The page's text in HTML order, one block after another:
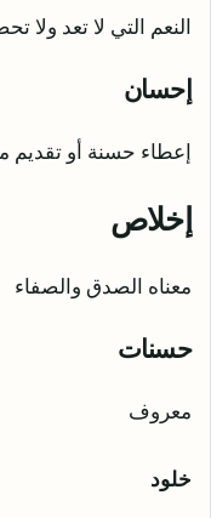
النعم التي لا تعد
إحسان
إعطاء حسنة أو تقديم
إخلاص
معناه الصدق والصفاء
حسنات
معروف
خلود